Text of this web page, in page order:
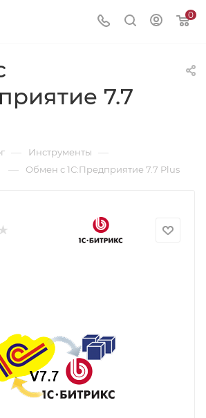
0
7.7
— Инструменты —
— Обмен с 1С:Предприятие 7.7 Plus